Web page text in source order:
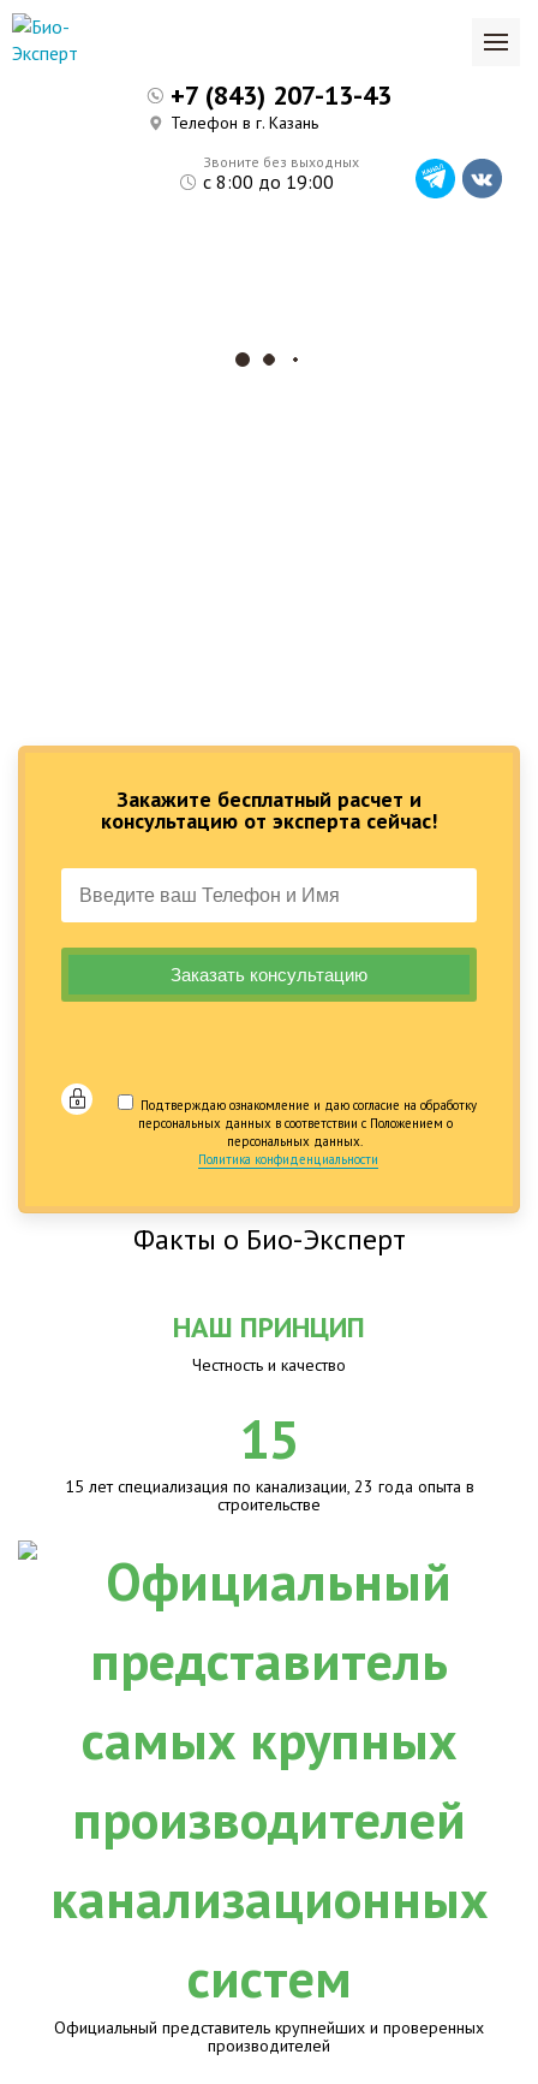
Закажите бесплатный расчет и
консультацию от эксперта сейчас!
Подтверждаю ознакомление и даю согласие на обработку
персональных данных в соответствии с Положением о
персональных данных.
Политика конфиденциальности
Звоните без выходных
с 8:00 до 19:00
+7 (843) 207-13-43
Телефон в г. Казань
Факты о Био-Эксперт
НАШ ПРИНЦИП
Честность и качество
15
15 лет специализация по канализации, 23 года опыта в
строительстве
Официальный представитель крупнейших и проверенных
производителей